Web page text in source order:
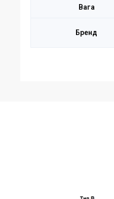
Вага
Бренд